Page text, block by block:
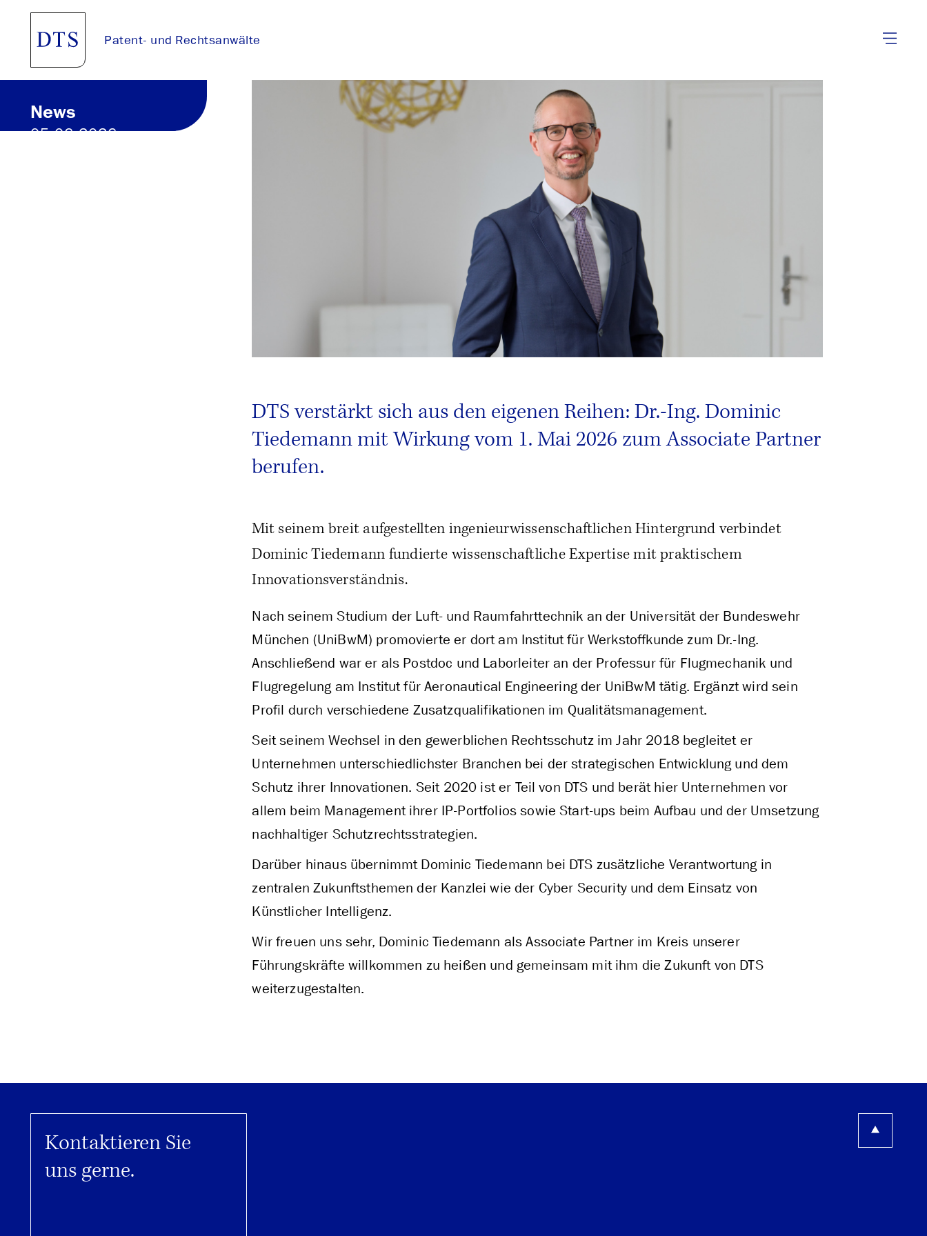
Patent- und Rechtsanwälte
News
05.06.2026
DTS verstärkt sich aus den eigenen Reihen: Dr.-Ing. Dominic
Tiedemann mit Wirkung vom 1. Mai 2026 zum Associate Partner
berufen.
Mit seinem breit aufgestellten ingenieurwissenschaftlichen Hintergrund verbindet
Dominic Tiedemann fundierte wissenschaftliche Expertise mit praktischem
Innovationsverständnis.
Nach seinem Studium der Luft- und Raumfahrttechnik an der Universität der Bundeswehr
München (UniBwM) promovierte er dort am Institut für Werkstoffkunde zum Dr.-Ing.
Anschließend war er als Postdoc und Laborleiter an der Professur für Flugmechanik und
Flugregelung am Institut für Aeronautical Engineering der UniBwM tätig. Ergänzt wird sein
Profil durch verschiedene Zusatzqualifikationen im Qualitätsmanagement.
Seit seinem Wechsel in den gewerblichen Rechtsschutz im Jahr 2018 begleitet er
Unternehmen unterschiedlichster Branchen bei der strategischen Entwicklung und dem
Schutz ihrer Innovationen. Seit 2020 ist er Teil von DTS und berät hier Unternehmen vor
allem beim Management ihrer IP-Portfolios sowie Start-ups beim Aufbau und der Umsetzung
nachhaltiger Schutzrechtsstrategien.
Darüber hinaus übernimmt Dominic Tiedemann bei DTS zusätzliche Verantwortung in
zentralen Zukunftsthemen der Kanzlei wie der Cyber Security und dem Einsatz von
Künstlicher Intelligenz.
Wir freuen uns sehr, Dominic Tiedemann als Associate Partner im Kreis unserer
Führungskräfte willkommen zu heißen und gemeinsam mit ihm die Zukunft von DTS
weiterzugestalten.
Kontaktieren Sie
uns gerne.